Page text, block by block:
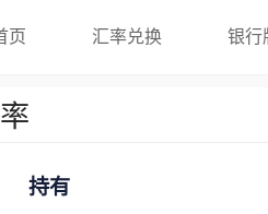
页 汇率兑换 银行
持有